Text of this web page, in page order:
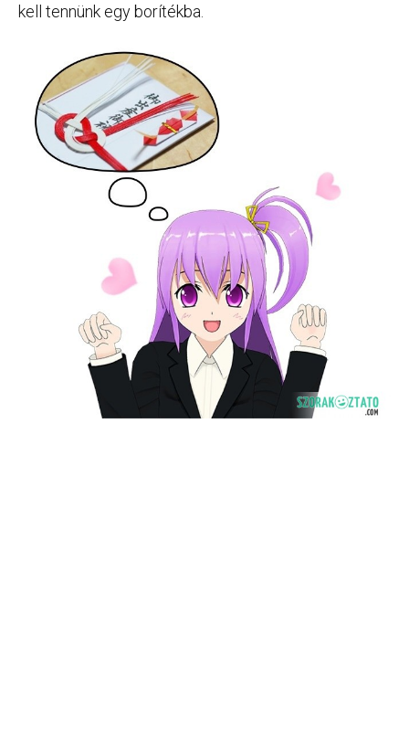
kell tennünk egy borítékba.